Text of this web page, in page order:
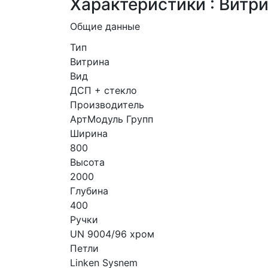
Характеристики :
Общие данные
Тип
Витрина
Вид
ДСП + стекло
Производитель
АртМодуль Групп
Ширина
800
Высота
2000
Глубина
400
Ручки
UN 9004/96 хром
Петли
Linken Sysnem